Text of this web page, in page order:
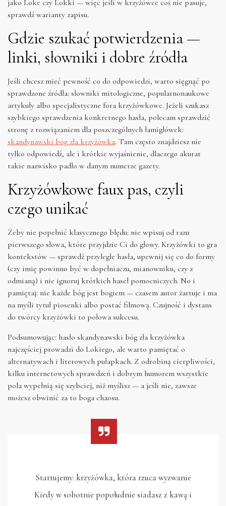
jako Loke czy Lokki — więc jeśli w krzyżówce coś nie pasuje,
sprawdź warianty zapisu.
Gdzie szukać potwierdzenia —
linki, słowniki i dobre źródła
Jeśli chcesz mieć pewność co do odpowiedzi, warto sięgnąć po
sprawdzone źródła: słowniki mitologiczne, popularnonaukowe
artykuły albo specjalistyczne fora krzyżówkowe. Jeżeli szukasz
szybkiego sprawdzenia konkretnego hasła, polecam sprawdzić
stronę z rozwiązaniem dla poszczególnych łamigłówek:
skandynawski bóg zła krzyżówka. Tam często znajdziesz nie
tylko odpowiedź, ale i krótkie wyjaśnienie, dlaczego akurat
takie nazwisko padło w danym numerze gazety.
Krzyżówkowe faux pas, czyli
czego unikać
Żeby nie popełnić klasycznego błędu: nie wpisuj od razu
pierwszego słowa, które przyjdzie Ci do głowy. Krzyżówki to gra
kontekstów — sprawdź przyległe hasła, upewnij się co do formy
(czy imię powinno być w dopełniaczu, mianowniku, czy z
odmianą) i nie ignoruj krótkich haseł pomocniczych. No i
pamiętaj: nie każde bóg jest bogiem — czasem autor żartuje i ma
na myśli tytuł piosenki albo postać filmową. Czujność i dystans
do twórcy krzyżówki to połowa sukcesu.
Podsumowując: hasło skandynawski bóg zła krzyżówka
najczęściej prowadzi do Lokiego, ale warto pamiętać o
alternatywach i literowych pułapkach. Z odrobiną cierpliwości,
kilku internetowych sprawdzeń i dobrym humorem wszystkie
pola wypełnią się szybciej, niż myślisz — a jeśli nie, zawsze
możesz obwinić za to boga chaosu.
Startujemy: krzyżówka, która rzuca wyzwanie
Kiedy w sobotnie popołudnie siadasz z kawą i